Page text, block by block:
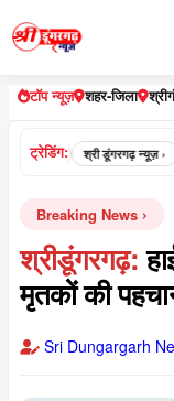
टॉप न्यूज़ शहर-जिला
ट्रेडिंग:
न्यूज़ › श्री डूंगरगढ़ न्यूज़ ›
Breaking News
श्रीडूंगरगढ़:
मृतकों की
Sri Dungargarh